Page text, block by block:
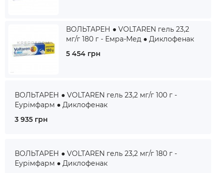
ВОЛЬТАРЕН ● VOLTAREN гель 23,2
мг/г 180 г - Емра-Мед ● Диклофенак
5 454 грн
ВОЛЬТАРЕН ● VOLTAREN гель 23,2 мг/г 100 г -
Еурімфарм ● Диклофенак
3 935 грн
ВОЛЬТАРЕН ● VOLTAREN гель 23,2 мг/г 180 г -
Еурімфарм ● Диклофенак